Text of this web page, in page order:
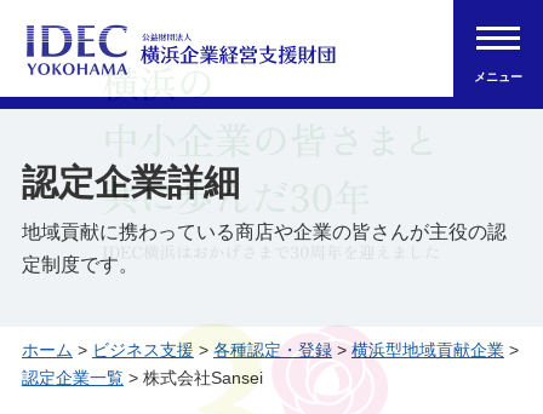
メニュー
認定企業詳細
地域貢献に携わっている商店や企業の皆さんが主役の認
定制度です。
ホーム > ビジネス支援 > 各種認定・登録> 横浜型地域貢献企業>
認定企業一覧> 株式会社Sansei